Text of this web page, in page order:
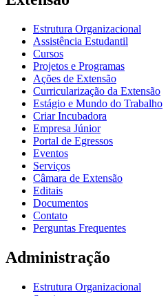
Estrutura Organizacional
Assistência Estudantil
Cursos
Projetos e Programas
Ações de Extensão
Curricularização da Extensão
Estágio e Mundo do Trabalho
Criar Incubadora
Empresa Júnior
Portal de Egressos
Eventos
Serviços
Câmara de Extensão
Editais
Documentos
Contato
Perguntas Frequentes
Administração
Estrutura Organizacional